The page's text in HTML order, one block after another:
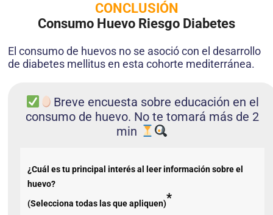
CONCLUSIÓN
Consumo Huevo Riesgo Diabetes
El consumo de huevos no se asoció con el desarrollo
de diabetes mellitus en esta cohorte mediterránea.
Breve encuesta sobre educación en el
consumo de huevo. No te tomará más de 2
min
¿Cuál es tu principal interés al leer información sobre el
huevo?
(Selecciona todas las que apliquen)*